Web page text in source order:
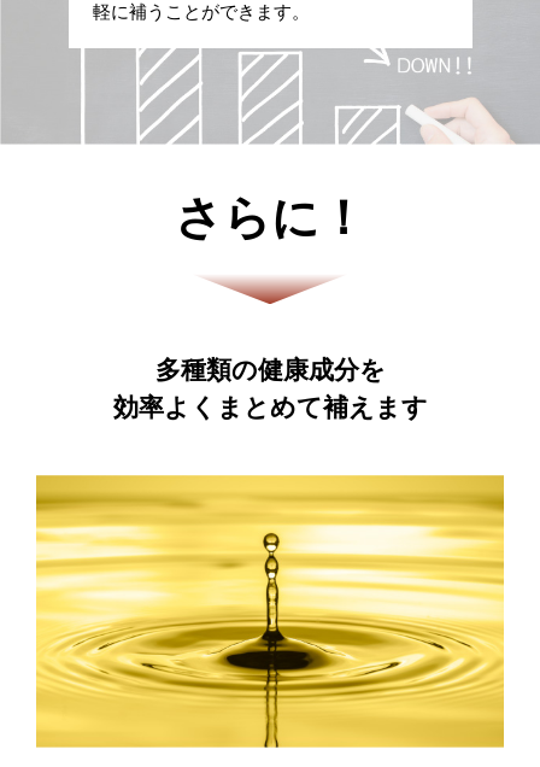
軽に補うことができます。
さらに！
多種類の健康成分を
効率よくまとめて補えます